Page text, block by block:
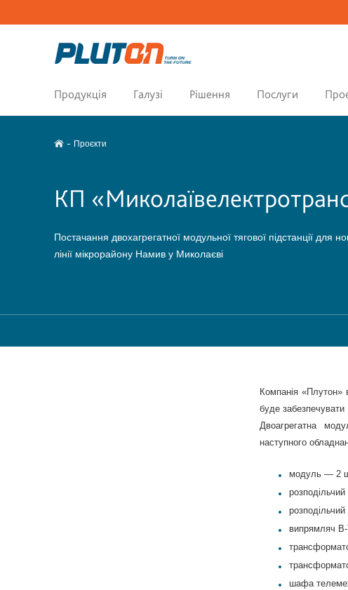
Продукція Галузі Рішення Послуги
Проєкти
КП
Постачання двохагрегатної модульної тягової підстанції для
лінії мікрорайону Намив у Миколаєві
Компанія «Плутон»
буде
Двоагрегатна
наступного
модуль — 2
випрямляч
шафа